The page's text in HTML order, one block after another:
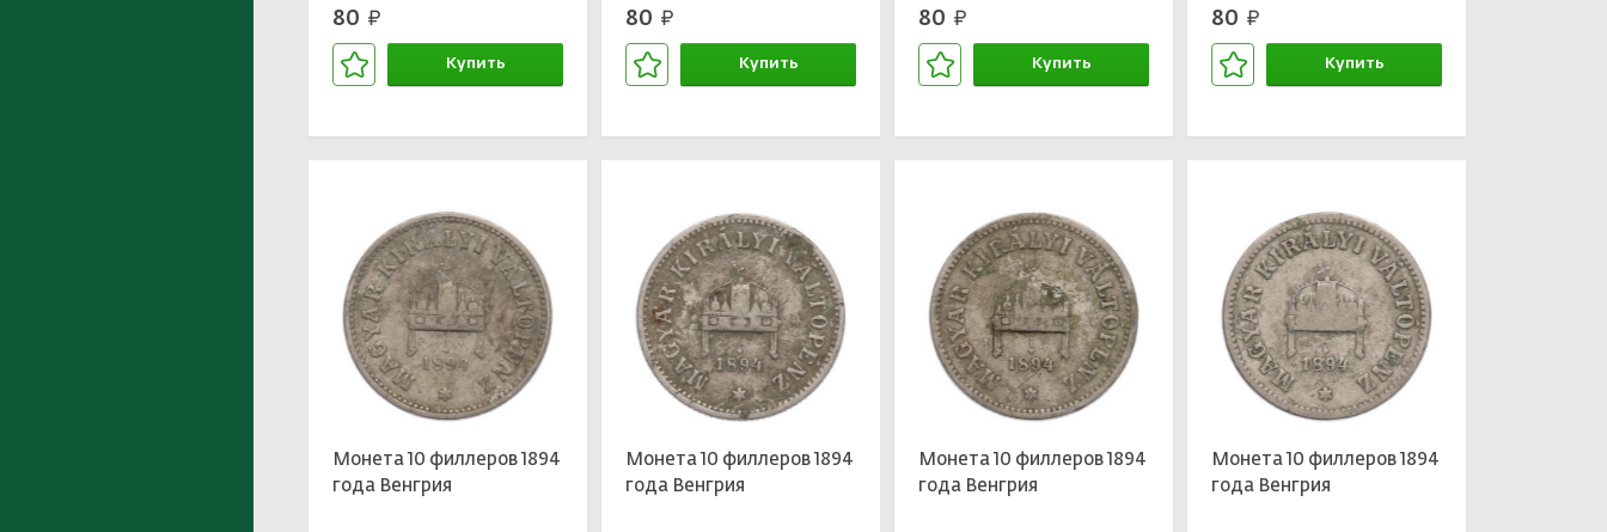
80 руб.
Купить
80 руб.
Купить
80 руб.
Купить
80 руб.
Купить
Монета 10 филлеров 1894
года Венгрия
Монета 10 филлеров 1894
года Венгрия
Монета 10 филлеров 1894
года Венгрия
Монета 10 филлеров 1894
года Венгрия